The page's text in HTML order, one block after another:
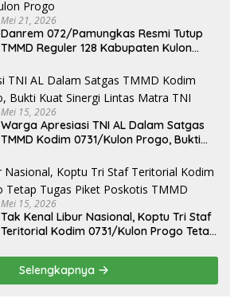
Mei 21, 2026
Danrem 072/Pamungkas Resmi Tutup
TMMD Reguler 128 Kabupaten Kulon
Mei 15, 2026
Warga Apresiasi TNI AL Dalam Satgas
TMMD Kodim 0731/Kulon Progo, Bukti
Mei 15, 2026
Tak Kenal Libur Nasional, Koptu Tri Staf
Teritorial Kodim 0731/Kulon Progo Tetap
Selengkapnya